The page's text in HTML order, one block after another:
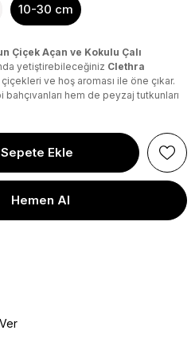
10-30 cm
Çiçek Açan ve Kokulu Çalı
yetiştirebileceğiniz Clethra
ve hoş aroması ile öne çıkar.
hem de peyzaj tutkunları